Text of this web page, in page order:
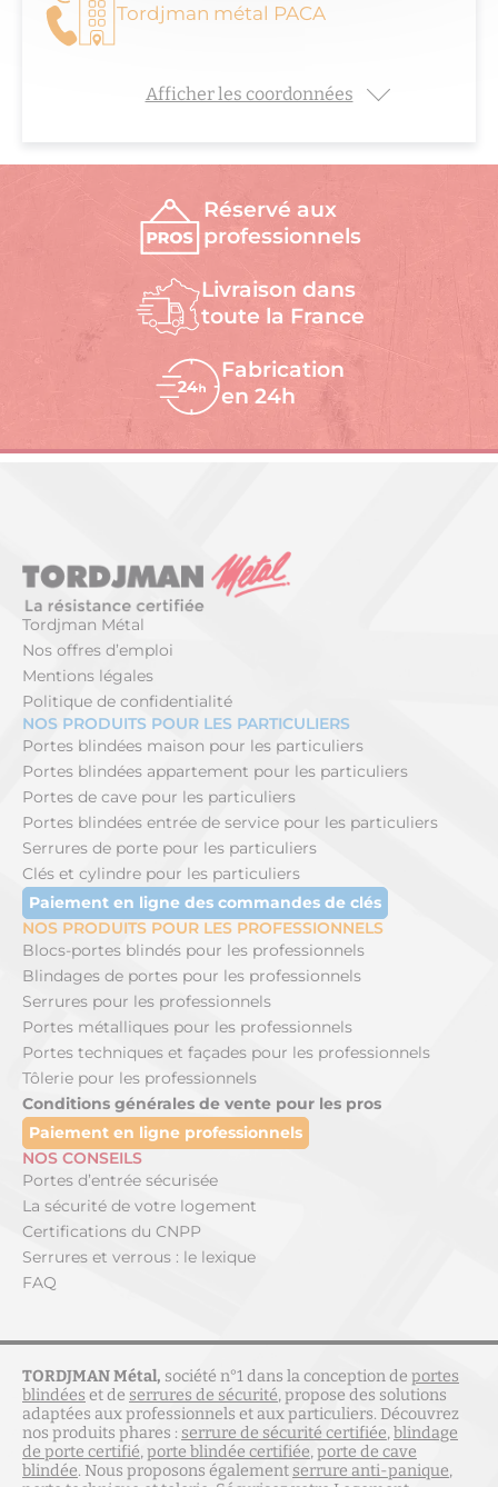
Tordjman métal PACA
Afficher les coordonnées
Réservé aux
professionnels
Livraison dans
toute la France
Fabrication
en 24h
Tordjman Métal
Nos offres d’emploi
Mentions légales
Politique de confidentialité
NOS PRODUITS POUR LES PARTICULIERS
Portes blindées maison pour les particuliers
Portes blindées appartement pour les particuliers
Portes de cave pour les particuliers
Portes blindées entrée de service pour les particuliers
Serrures de porte pour les particuliers
Clés et cylindre pour les particuliers
Paiement en ligne des commandes de clés
NOS PRODUITS POUR LES PROFESSIONNELS
Blocs-portes blindés pour les professionnels
Blindages de portes pour les professionnels
Serrures pour les professionnels
Portes métalliques pour les professionnels
Portes techniques et façades pour les professionnels
Tôlerie pour les professionnels
Conditions générales de vente pour les pros
Paiement en ligne professionnels
NOS CONSEILS
Portes d’entrée sécurisée
La sécurité de votre logement
Certifications du CNPP
Serrures et verrous : le lexique
FAQ
TORDJMAN Métal, société n°1 dans la conception de portes
blindées et de serrures de sécurité, propose des solutions
adaptées aux professionnels et aux particuliers. Découvrez
nos produits phares : serrure de sécurité certifiée,blindage
de porte certifié,porte blindée certifiée,porte de cave
blindée. Nous proposons également serrure anti-panique,